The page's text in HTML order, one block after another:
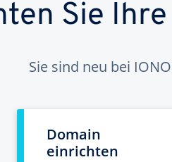
Sie
Sie sind neu bei
Domain
einrichten